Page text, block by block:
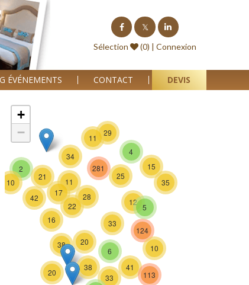
Sélection (0) | Connexion
ÉVÉNEMENTS CONTACT DEVIS
2
11
15
5
6
20
10
4
10
38
35
11
21
17
20
33
29
25
28
22
16
12
42
34
41
33
113
124
38
281
+
−